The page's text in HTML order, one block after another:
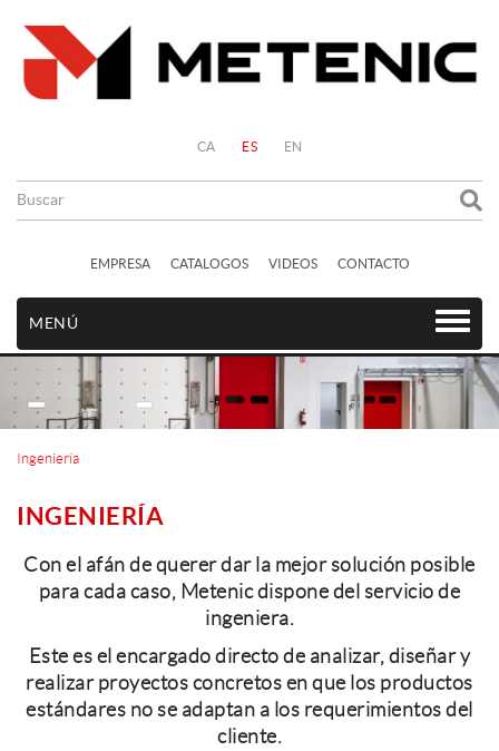
CA ES EN
EMPRESA CATALOGOS VIDEOS CONTACTO
MENÚ
Ingeniería
INGENIERÍA
Con el afán de querer dar la mejor solución posible
para cada caso, Metenic dispone del servicio de
ingeniera.
Este es el encargado directo de analizar, diseñar y
realizar proyectos concretos en que los productos
estándares no se adaptan a los requerimientos del
cliente.